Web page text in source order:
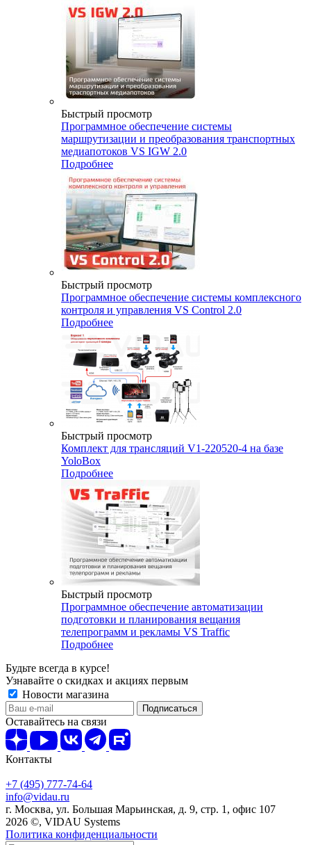
Быстрый просмотр
Программное обеспечение системы
маршрутизации и преобразования транспортных
медиапотоков VS IGW 2.0
Подробнее
Быстрый просмотр
Программное обеспечение системы комплексного
контроля и управления VS Control 2.0
Подробнее
Быстрый просмотр
Комплект для трансляций V1-220520-4 на базе
YoloBox
Подробнее
Быстрый просмотр
Программное обеспечение автоматизации
подготовки и планирования вещания
телепрограмм и рекламы VS Traffic
Подробнее
Будьте всегда в курсе!
Узнавайте о скидках и акциях первым
Новости магазина
Оставайтесь на связи
Контакты
+7 (495) 777-74-64
info@vidau.ru
г. Москва, ул. Большая Марьинская, д. 9, стр. 1, офис 107
2026 ©, VIDAU Systems
Политика конфиденциальности